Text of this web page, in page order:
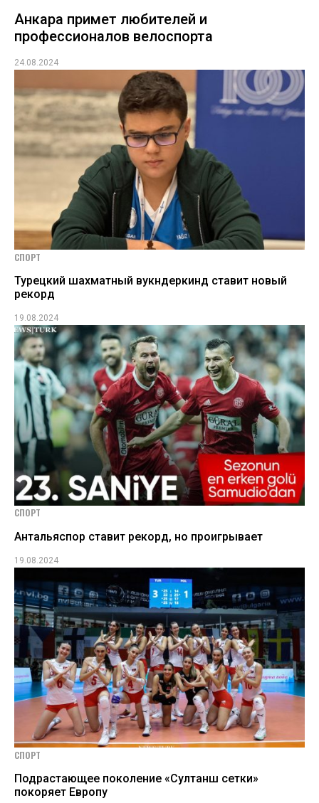
Анкара примет любителей и
профессионалов велоспорта
24.08.2024
СПОРТ
Турецкий шахматный вукндеркинд ставит новый
рекорд
19.08.2024
СПОРТ
Антальяспор ставит рекорд, но проигрывает
19.08.2024
СПОРТ
Подрастающее поколение «Султанш сетки»
покоряет Европу